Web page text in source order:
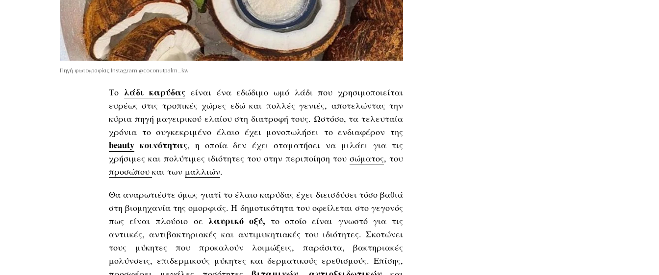
Πηγή φωτογραφίας Instagram @coconutpalm_kw
Το λάδι καρύδας είναι ένα εδώδιμο ωμό λάδι που χρησιμοποιείται
ευρέως στις τροπικές χώρες εδώ και πολλές γενιές, αποτελώντας την
κύρια πηγή μαγειρικού ελαίου στη διατροφή τους. Ωστόσο, τα τελευταία
χρόνια το συγκεκριμένο έλαιο έχει μονοπωλήσει το ενδιαφέρον της
beauty κοινότητας, η οποία δεν έχει σταματήσει να μιλάει για τις
χρήσιμες και πολύτιμες ιδιότητες του στην περιποίηση του σώματος, του
προσώπου και των μαλλιών.
Θα αναρωτιέστε όμως γιατί το έλαιο καρύδας έχει διεισδύσει τόσο βαθιά
στη βιομηχανία της ομορφιάς. Η δημοτικότητα του οφείλεται στο γεγονός
πως είναι πλούσιο σε λαυρικό οξύ, το οποίο είναι γνωστό για τις
αντιικές, αντιβακτηριακές και αντιμυκητιακές του ιδιότητες. Σκοτώνει
τους μύκητες που προκαλούν λοιμώξεις, παράσιτα, βακτηριακές
μολύνσεις, επιδερμικούς μύκητες και δερματικούς ερεθισμούς. Επίσης,